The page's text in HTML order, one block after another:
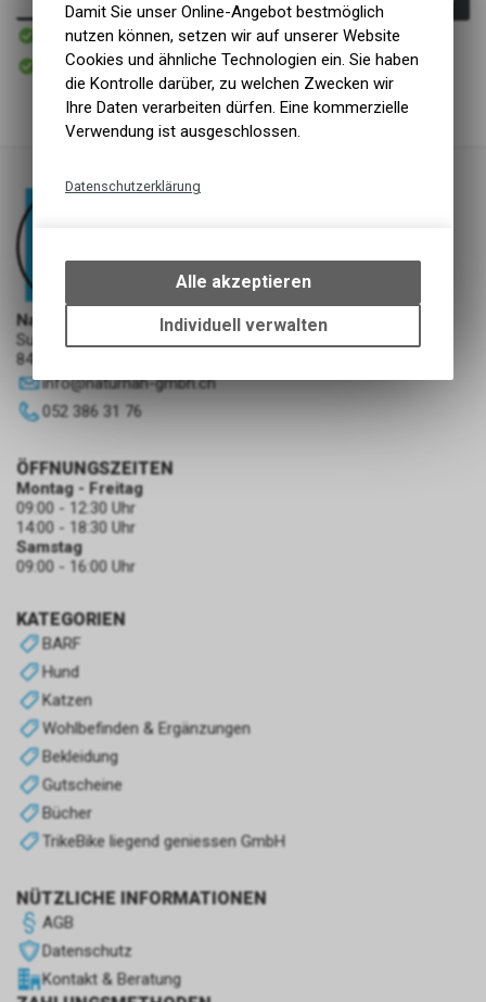
Sofort verfügbar
Versand
Sofort abholbar
Abholung NaturNah GmbH
NaturNah GmbH
Sunnehofstrasse 7
8493 Saland
info@naturnah-gmbh.ch
052 386 31 76
KATEGORIEN
BARF
Hund
Katzen
Wohlbefinden & Ergänzungen
Bekleidung
Gutscheine
Bücher
TrikeBike liegend geniessen GmbH
NÜTZLICHE INFORMATIONEN
AGB
Datenschutz
Kontakt & Beratung
ÖFFNUNGSZEITEN
Montag - Freitag
09:00 - 12:30 Uhr
14:00 - 18:30 Uhr
Samstag
09:00 - 16:00 Uhr
Damit Sie unser Online-Angebot bestmöglich
nutzen können, setzen wir auf unserer Website
Cookies und ähnliche Technologien ein. Sie haben
die Kontrolle darüber, zu welchen Zwecken wir
Ihre Daten verarbeiten dürfen. Eine kommerzielle
Verwendung ist ausgeschlossen.
Datenschutzerklärung
bestimmte Interaktionen und
Einstellungen auf Ihrem Gerät,
um die grundlegenden
Funktionen unseres Online-
des Warenkorbs, zu
Alle akzeptieren
Individuell verwalten